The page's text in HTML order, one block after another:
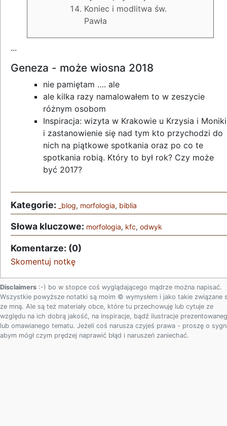
Koniec i modlitwa św.
Pawła
...
Geneza - może wiosna 2018
nie pamiętam …. ale
ale kilka razy namalowałem to w zeszycie
różnym osobom
Inspiracja: wizyta w Krakowie u Krzysia i
i zastanowienie się nad tym kto przychodzi do
nich na piątkowe spotkania oraz po co te
spotkania robią. Który to był rok? Czy może
być 2017?
Kategorie: _blog, morfologia, biblia
Słowa kluczowe: morfologia, kfc, odwyk
Komentarze: (0)
Skomentuj notkę
Disclaimers :-) bo w stopce coś wyglądającego mądrze można napisać.
Wszystkie powyższe notatki są moim © wymysłem i jako takie związane
ze mną. Ale są też materiały obce, które tu przechowuję lub cytuje ze
względu na ich dobrą jakość, na inspiracje, bądź ilustracje
lub omawianego tematu. Jeżeli coś narusza czyjeś prawa - proszę o
abym mógł czym prędzej naprawić błąd i naruszeń zaniechać.